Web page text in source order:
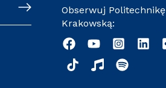
Obserwuj Politechnikę
Krakowską: